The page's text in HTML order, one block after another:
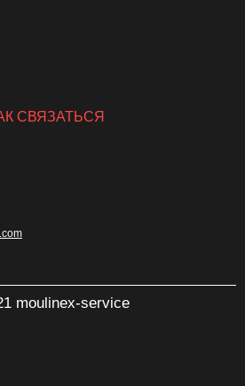
СВЯЗАТЬСЯ
moulinex-service